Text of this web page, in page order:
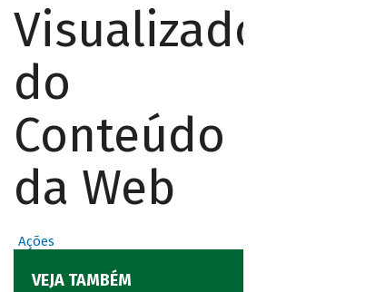
Visualizador
do
Conteúdo
da Web
Ações
VEJA TAMBÉM